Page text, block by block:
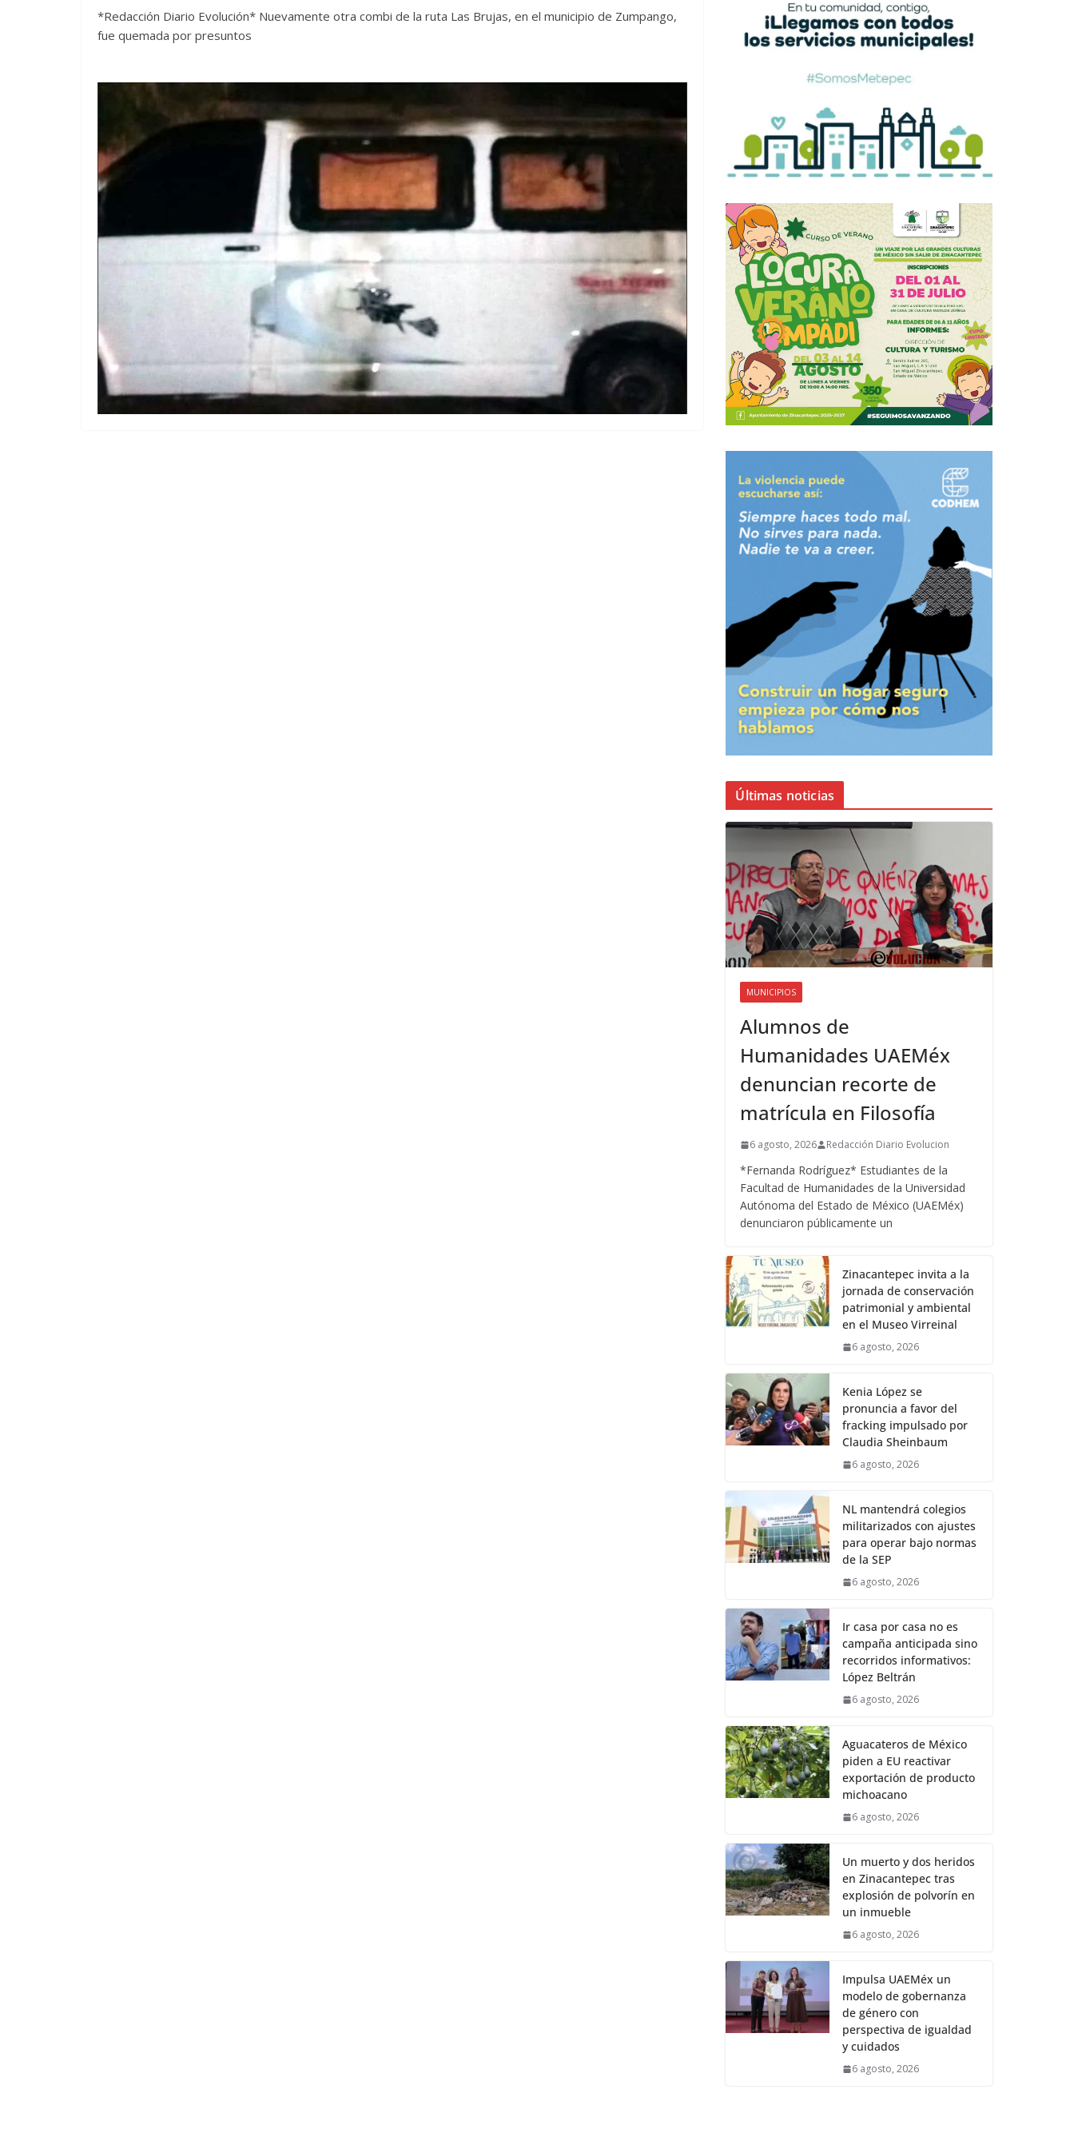
*Redacción Diario Evolución* Nuevamente otra combi de la ruta Las Brujas, en el municipio de Zumpango,
fue quemada por presuntos
Últimas noticias
MUNICIPIOS
Alumnos de
Humanidades UAEMéx
denuncian recorte de
matrícula en Filosofía
6 agosto, 2026 Redacción Diario Evolucion
*Fernanda Rodríguez* Estudiantes de la
Facultad de Humanidades de la Universidad
Autónoma del Estado de México (UAEMéx)
denunciaron públicamente un
Zinacantepec invita a la
jornada de conservación
patrimonial y ambiental
en el Museo Virreinal
6 agosto, 2026
Kenia López se
pronuncia a favor del
fracking impulsado por
Claudia Sheinbaum
6 agosto, 2026
NL mantendrá colegios
militarizados con ajustes
para operar bajo normas
de la SEP
6 agosto, 2026
Ir casa por casa no es
campaña anticipada sino
recorridos informativos:
López Beltrán
6 agosto, 2026
Aguacateros de México
piden a EU reactivar
exportación de producto
michoacano
6 agosto, 2026
Un muerto y dos heridos
en Zinacantepec tras
explosión de polvorín en
un inmueble
6 agosto, 2026
Impulsa UAEMéx un
modelo de gobernanza
de género con
perspectiva de igualdad
y cuidados
6 agosto, 2026